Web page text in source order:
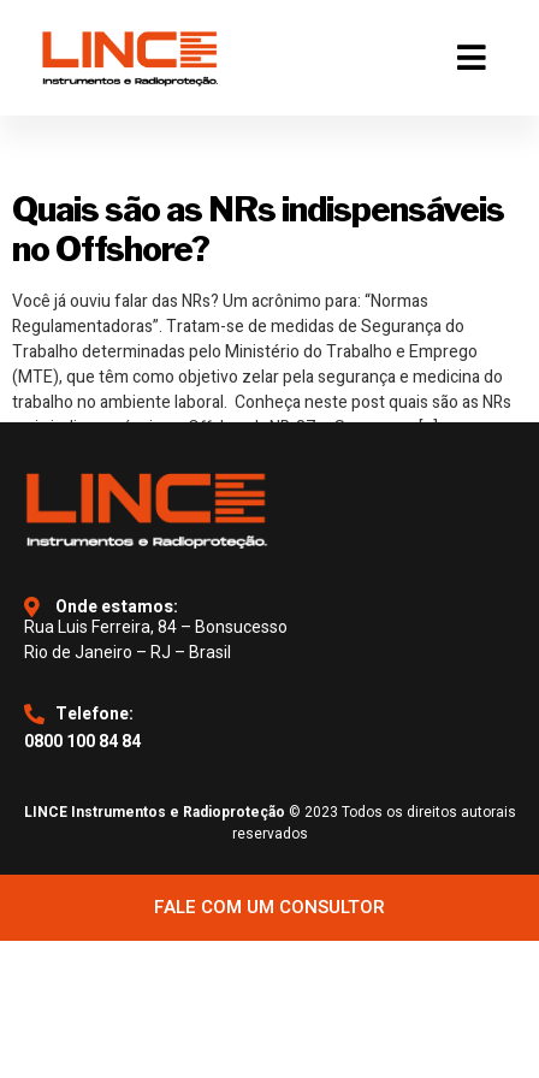
Quais são as NRs indispensáveis
no Offshore?
Você já ouviu falar das NRs? Um acrônimo para: “Normas
Regulamentadoras”. Tratam-se de medidas de Segurança do
Trabalho determinadas pelo Ministério do Trabalho e Emprego
(MTE), que têm como objetivo zelar pela segurança e medicina do
trabalho no ambiente laboral. Conheça neste post quais são as NRs
mais indispensáveis no Offshore! NR-37 – Segurança […]
Onde estamos:
Rua Luis Ferreira, 84 – Bonsucesso
Rio de Janeiro – RJ – Brasil
Telefone:
0800 100 84 84
LINCE Instrumentos e Radioproteção © 2023 Todos os direitos autorais
reservados
FALE COM UM CONSULTOR